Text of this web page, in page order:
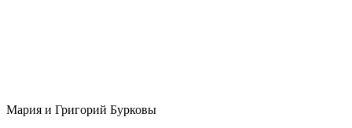
Мария и Григорий Бурковы